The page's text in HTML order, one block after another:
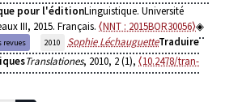
pour l'éditionLinguistique. Université
III, 2015. Français. ⟨NNT : 2015BOR30056⟩
revues 2010 Sophie LéchauguetteTraduire
Translationes, 2010, 2 (1), ⟨10.2478/tran-